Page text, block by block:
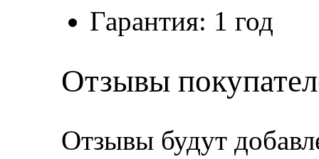
Гарантия: 1 год
Отзывы
Отзывы будут